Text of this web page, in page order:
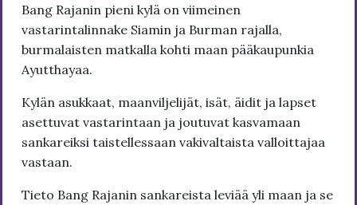
Bang Rajanin pieni kylä on viimeinen
vastarintalinnake Siamin ja Burman rajalla,
burmalaisten matkalla kohti maan pääkaupunkia
Ayutthayaa.
Kylän asukkaat, maanviljelijät, isät, äidit ja lapset
asettuvat vastarintaan ja joutuvat kasvamaan
sankareiksi taistellessaan vakivaltaista valloittajaa
vastaan.
Tieto Bang Rajanin sankareista leviää yli maan ja se